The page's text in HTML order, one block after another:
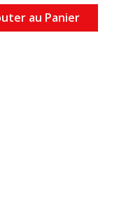
au Panier